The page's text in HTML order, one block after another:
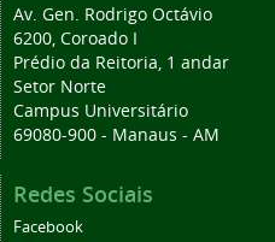
Av. Gen. Rodrigo Octávio
6200, Coroado I
Prédio da Reitoria, 1 andar
Setor Norte
Campus Universitário
69080-900 - Manaus - AM
Redes Sociais
Facebook